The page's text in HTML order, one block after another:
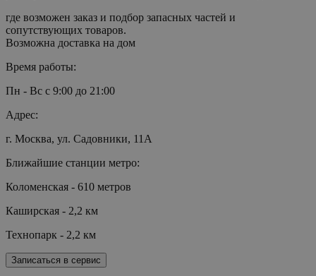
где возможен заказ и подбор запасных частей и
сопутствующих товаров.
Возможна доставка на дом
Время работы:
Пн - Вс с 9:00 до 21:00
Адрес:
г. Москва, ул. Садовники, 11А
Ближайшие станции метро:
Коломенская - 610 метров
Каширская - 2,2 км
Технопарк - 2,2 км
Записаться в сервис